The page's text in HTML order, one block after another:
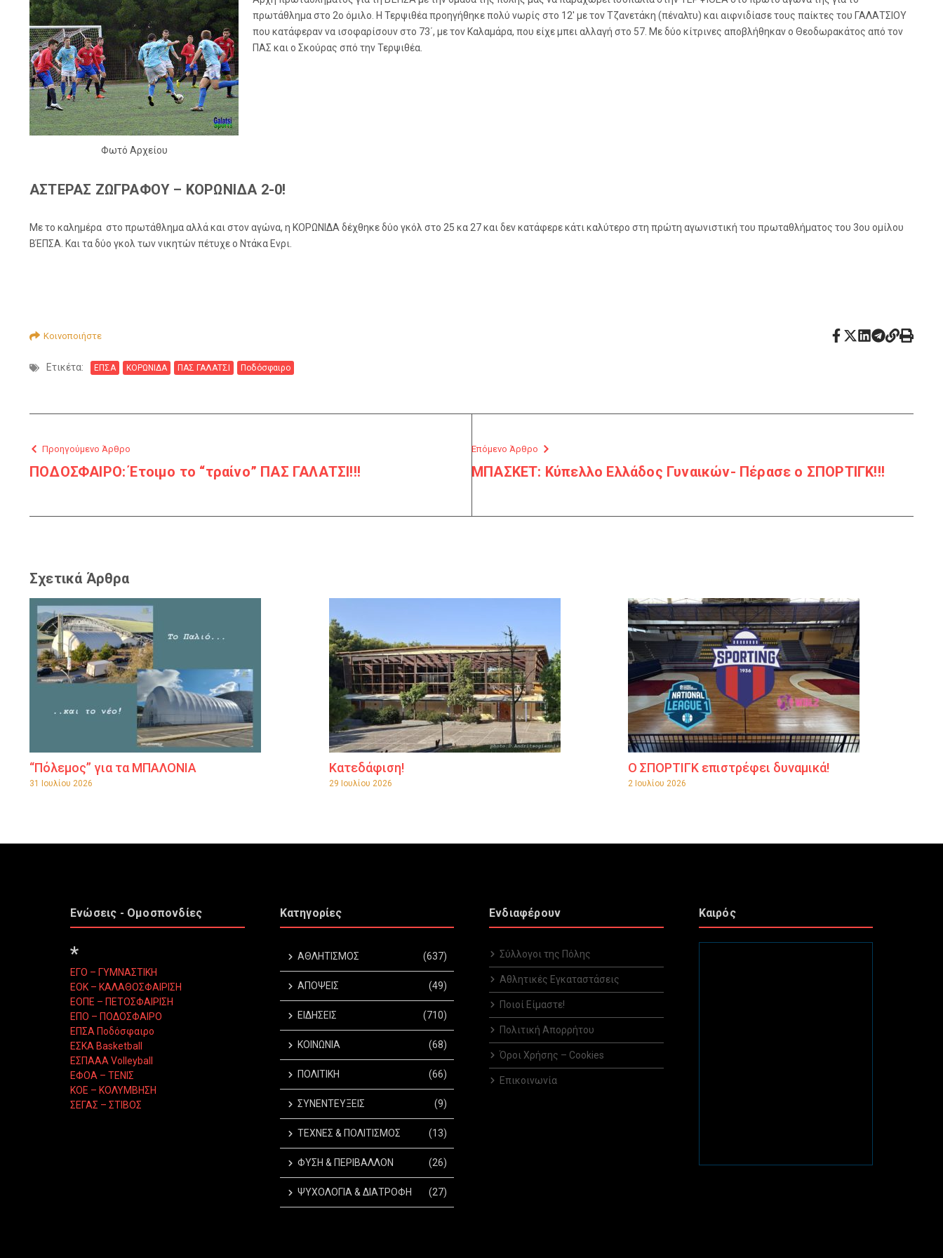
Φωτό Αρχείου
πρωτάθλημα στο 2ο όμιλο. Η Τερψιθέα προηγήθηκε πολύ νωρίς στο 12′ με τον Τζανετάκη (πέναλτυ) και αιφνιδίασε τους παίκτες του ΓΑΛΑΤΣΙΟΥ
που κατάφεραν να ισοφαρίσουν στο 73΄, με τον Καλαμάρα, που είχε μπει αλλαγή στο 57. Με δύο κίτρινες αποβλήθηκαν ο Θεοδωρακάτος από τον
ΠΑΣ και ο Σκούρας σπό την Τερψιθέα.
ΑΣΤΕΡΑΣ ΖΩΓΡΑΦΟΥ – ΚΟΡΩΝΙΔΑ 2-0!
Με το καλημέρα στο πρωτάθλημα αλλά και στον αγώνα, η ΚΟΡΩΝΙΔΑ δέχθηκε δύο γκόλ στο 25 κα 27 και δεν κατάφερε κάτι καλύτερο στη πρώτη αγωνιστική του πρωταθλήματος του 3ου ομίλου
ΒΈΠΣΑ. Και τα δύο γκολ των νικητών πέτυχε ο Ντάκα Ενρι.
Κοινοποιήστε
Ετικέτα: ΕΠΣΑ ΚΟΡΩΝΙΔΑ ΠΑΣ ΓΑΛΑΤΣΙ Ποδόσφαιρο
Προηγούμενο Άρθρο
ΠΟΔΟΣΦΑΙΡΟ: Έτοιμο το “τραίνο” ΠΑΣ ΓΑΛΑΤΣΙ!!!
Επόμενο Άρθρο
ΜΠΑΣΚΕΤ: Κύπελλο Ελλάδος Γυναικών- Πέρασε ο ΣΠΟΡΤΙΓΚ!!!
Σχετικά Άρθρα
“Πόλεμος” για τα ΜΠΑΛΟΝΙΑ
31 Ιουλίου 2026
Κατεδάφιση!
29 Ιουλίου 2026
Ο ΣΠΟΡΤΙΓΚ επιστρέφει δυναμικά!
2 Ιουλίου 2026
Ενώσεις - Ομοσπονδίες
*
ΕΓΟ – ΓΥΜΝΑΣΤΙΚΗ
ΕΟΚ – ΚΑΛΑΘΟΣΦΑΙΡΙΣΗ
ΕΟΠΕ – ΠΕΤΟΣΦΑΙΡΙΣΗ
ΕΠΟ – ΠΟΔΟΣΦΑΙΡΟ
ΕΠΣΑ Ποδόσφαιρο
ΕΣΚΑ Basketball
ΕΣΠΑΑΑ Volleyball
ΕΦΟΑ – ΤΕΝΙΣ
ΚΟΕ – ΚΟΛΥΜΒΗΣΗ
ΣΕΓΑΣ – ΣΤΙΒΟΣ
Κατηγορίες
ΑΘΛΗΤΙΣΜΟΣ (637)
ΑΠΟΨΕΙΣ (49)
ΕΙΔΗΣΕΙΣ (710)
ΚΟΙΝΩΝΙΑ (68)
ΠΟΛΙΤΙΚΗ (66)
ΣΥΝΕΝΤΕΥΞΕΙΣ (9)
ΤΕΧΝΕΣ & ΠΟΛΙΤΙΣΜΟΣ (13)
ΦΥΣΗ & ΠΕΡΙΒΑΛΛΟΝ (26)
ΨΥΧΟΛΟΓΙΑ & ΔΙΑΤΡΟΦΗ (27)
Ενδιαφέρουν
Σύλλογοι της Πόλης
Αθλητικές Εγκαταστάσεις
Ποιοί Είμαστε!
Πολιτική Απορρήτου
Όροι Χρήσης – Cookies
Επικοινωνία
Καιρός